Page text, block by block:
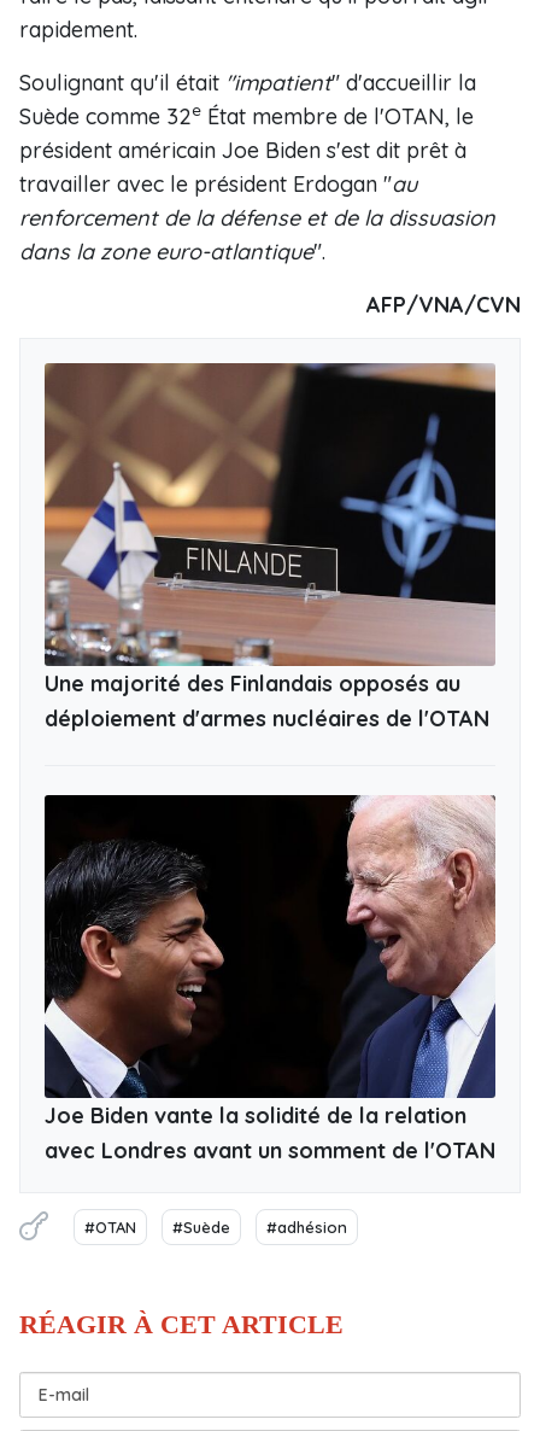
rapidement.
Soulignant qu'il était "impatient" d'accueillir la
Suède comme 32e État membre de l'OTAN, le
président américain Joe Biden s'est dit prêt à
travailler avec le président Erdogan "au
renforcement de la défense et de la dissuasion
dans la zone euro-atlantique".
AFP/VNA/CVN
Une majorité des Finlandais opposés au
déploiement d'armes nucléaires de l'OTAN
Joe Biden vante la solidité de la relation
avec Londres avant un somment de l'OTAN
#OTAN #Suède #adhésion